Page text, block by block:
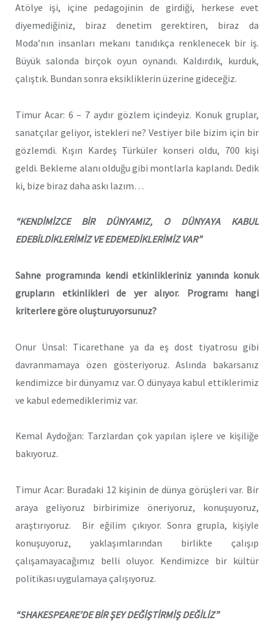
Atölye işi, içine pedagojinin de girdiği, herkese evet
diyemediğiniz, biraz denetim gerektiren, biraz da
Moda’nın insanları mekanı tanıdıkça renklenecek bir iş.
Büyük salonda birçok oyun oynandı. Kaldırdık, kurduk,
çalıştık. Bundan sonra eksikliklerin üzerine gideceğiz.
Timur Acar: 6 – 7 aydır gözlem içindeyiz. Konuk gruplar,
sanatçılar geliyor, istekleri ne? Vestiyer bile bizim için bir
gözlemdi. Kışın Kardeş Türküler konseri oldu, 700 kişi
geldi. Bekleme alanı olduğu gibi montlarla kaplandı. Dedik
ki, bize biraz daha askı lazım…
“KENDİMİZCE BİR DÜNYAMIZ, O DÜNYAYA KABUL
EDEBİLDİKLERİMİZ VE EDEMEDİKLERİMİZ VAR”
Sahne programında kendi etkinlikleriniz yanında konuk
grupların etkinlikleri de yer alıyor. Programı hangi
kriterlere göre oluşturuyorsunuz?
Onur Ünsal: Ticarethane ya da eş dost tiyatrosu gibi
davranmamaya özen gösteriyoruz. Aslında bakarsanız
kendimizce bir dünyamız var. O dünyaya kabul ettiklerimiz
ve kabul edemediklerimiz var.
Kemal Aydoğan: Tarzlardan çok yapılan işlere ve kişiliğe
bakıyoruz.
Timur Acar: Buradaki 12 kişinin de dünya görüşleri var. Bir
araya geliyoruz birbirimize öneriyoruz, konuşuyoruz,
araştırıyoruz. Bir eğilim çıkıyor. Sonra grupla, kişiyle
konuşuyoruz, yaklaşımlarından birlikte çalışıp
çalışamayacağımız belli oluyor. Kendimizce bir kültür
politikası uygulamaya çalışıyoruz.
“SHAKESPEARE’DE BİR ŞEY DEĞİŞTİRMİŞ DEĞİLİZ”